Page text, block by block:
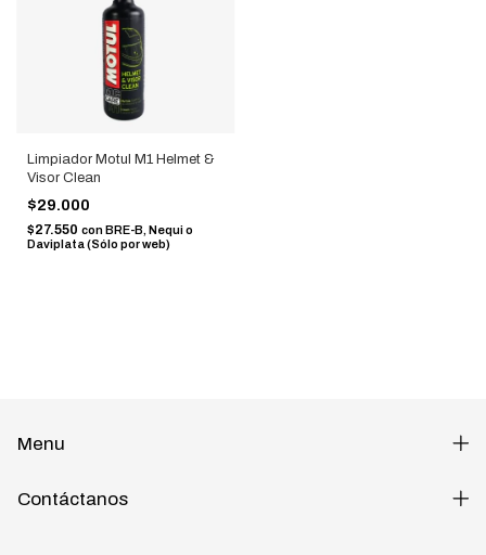
Limpiador Motul M1 Helmet &
Visor Clean
$29.000
$27.550 con BRE-B, Nequi o
Daviplata (Sólo por web)
Menu
Contáctanos